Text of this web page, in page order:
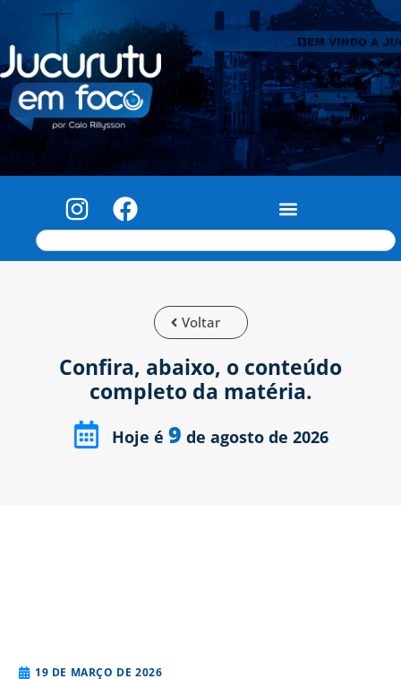
Voltar
Confira, abaixo, o conteúdo
completo da matéria.
Hoje é 9 de agosto de 2026
19 DE MARÇO DE 2026